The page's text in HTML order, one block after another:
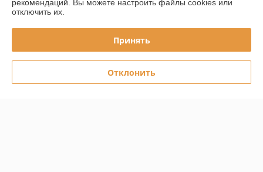
Политика обработки cookies
рекомендаций. Вы можете настроить файлы cookies или
отключить их.
Принять
Отклонить